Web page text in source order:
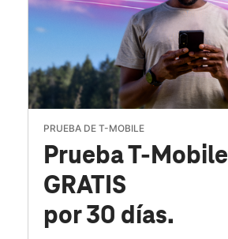
PRUEBA DE T-MOBILE
Prueba T-Mobile
GRATIS
por 30 días.